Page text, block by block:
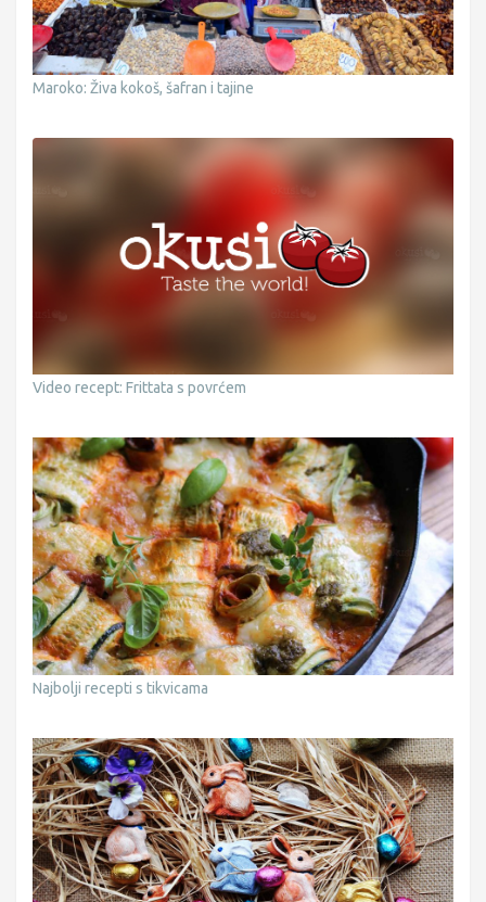
Maroko: Živa kokoš, šafran i tajine
Video recept: Frittata s povrćem
Najbolji recepti s tikvicama